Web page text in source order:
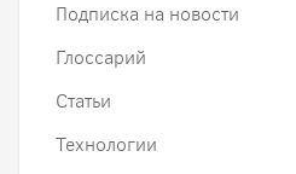
Подписка на новости
Глоссарий
Статьи
Технологии